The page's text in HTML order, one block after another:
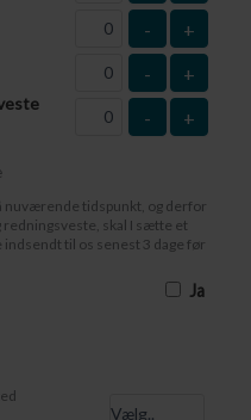
- +
- +
- +
nuværende tidspunkt, og derfor
skal I sætte et
til os senest 3 dage før
Ja